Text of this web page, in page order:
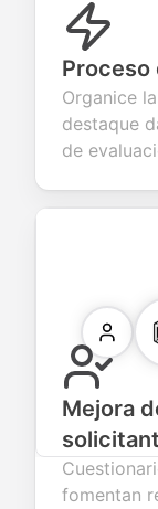
Organice
destaque
de
Mejora
fomentan